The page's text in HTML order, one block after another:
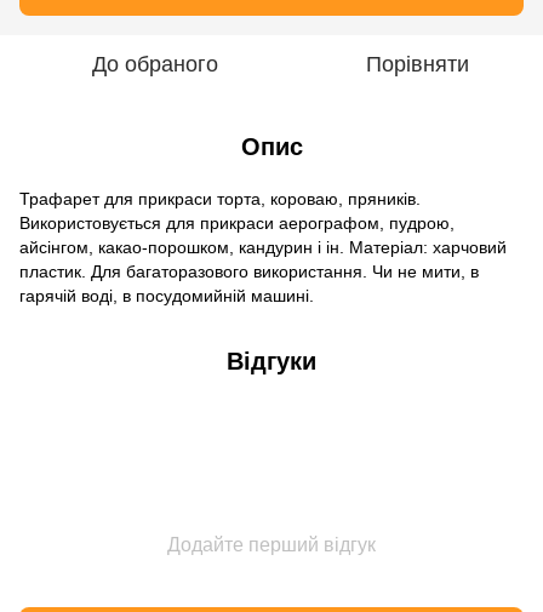
До обраного Порівняти
Опис
Трафарет для прикраси торта, короваю, пряників.
Використовується для прикраси аерографом, пудрою,
айсінгом, какао-порошком, кандурин і ін. Матеріал: харчовий
пластик. Для багаторазового використання. Чи не мити, в
гарячій воді, в посудомийній машині.
Відгуки
Додайте перший відгук